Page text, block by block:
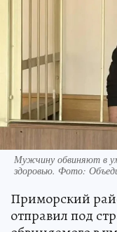
Мужчину обвиняют в
здоровью. Фото:
Приморский
отправил под